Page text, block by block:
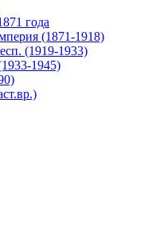
года
(1871-1918)
(1919-1933)
1945)